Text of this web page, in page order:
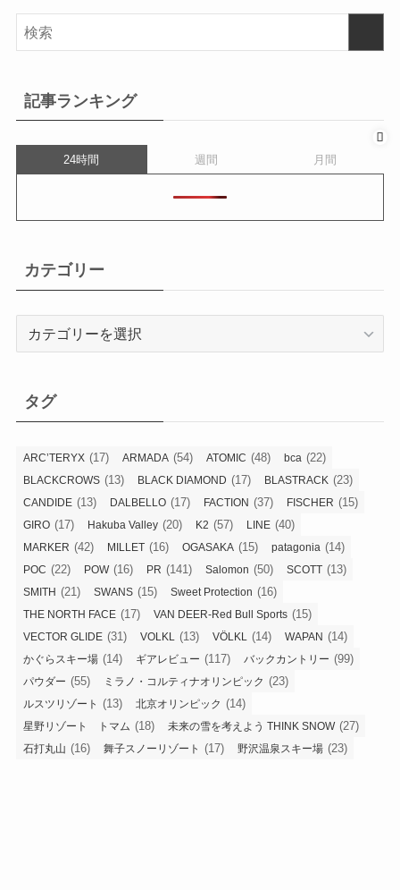
記事ランキング
24時間 週間 月間
カテゴリー
ー
タグ
ARC’TERYX (17) ARMADA (54) ATOMIC (48) bca (22)
BLACKCROWS (13) BLACK DIAMOND (17) BLASTRACK (23)
CANDIDE (13) DALBELLO (17) FACTION (37) FISCHER (15)
GIRO (17) Hakuba Valley (20) K2 (57) LINE (40)
MARKER (42) MILLET (16) OGASAKA (15) patagonia (14)
POC (22) POW(16) PR (141) Salomon (50) SCOTT (13)
SMITH (21) SWANS (15) Sweet Protection (16)
THE NORTH FACE (17) VAN DEER-Red Bull Sports (15)
VECTOR GLIDE (31) VOLKL (13) VÖLKL (14) WAPAN (14)
かぐらスキー場 (14) ギアレビュー (117) バックカントリー (99)
パウダー (55) ミラノ・コルティナオリンピック (23)
ルスツリゾート (13) 北京オリンピック (14)
星野リゾート トマム (18) 未来の雪を考えよう THINK SNOW(27)
石打丸山 (16) 舞子スノーリゾート (17) 野沢温泉スキー場 (23)